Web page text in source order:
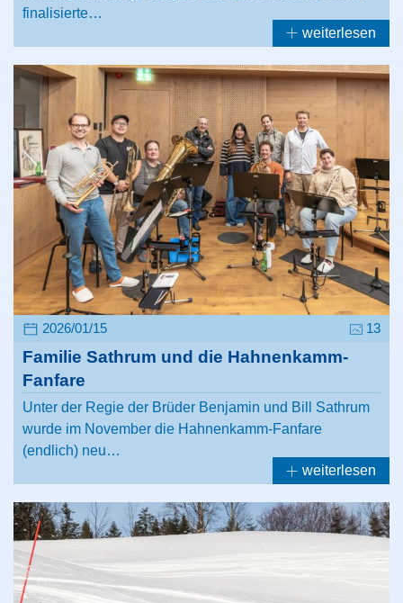
finalisierte…
weiterlesen
2026/01/15 13
Familie Sathrum und die Hahnenkamm-
Fanfare
Unter der Regie der Brüder Benjamin und Bill Sathrum
wurde im November die Hahnenkamm-Fanfare
(endlich) neu…
weiterlesen